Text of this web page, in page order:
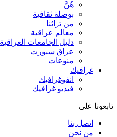
هُنَّ
بوصلة ثقافية
من تراثنا
معالم عراقية
دليل الجامعات العراقية
عراق سبورت
منوعات
غرافيك
انفوغرافيك
فيديو غرافيك
تابعونا على
اتصل بنا
من نحن